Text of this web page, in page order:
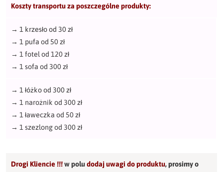
Koszty transportu za poszczególne produkty:
→ 1 krzesło od 30 zł
→ 1 pufa od 50 zł
→ 1 fotel od 120 zł
→ 1 sofa od 300 zł
→ 1 łóżko od 300 zł
→ 1 narożnik od 300 zł
→ 1 ławeczka od 50 zł
→ 1 szezlong od 300 zł
Drogi Kliencie !!!w poludodaj uwagi do produktu,prosimy o